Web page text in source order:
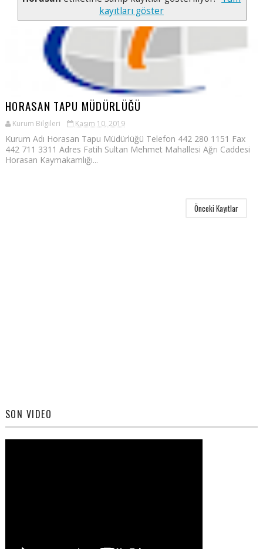
kayıtları göster
HORASAN TAPU MÜDÜRLÜĞÜ
Kurum Bilgileri Kasım 10, 2019
Kurum Adı Horasan Tapu Müdürlüğü Telefon 442 280 1151 Fax
442 711 3311 Adres Fatih Sultan Mehmet Mahallesi Ağrı Caddesi
Horasan Kaymakamlığı...
Önceki Kayıtlar
SON VIDEO